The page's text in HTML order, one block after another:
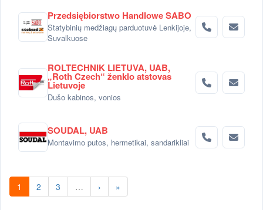
Przedsiębiorstwo Handlowe SABO
Statybinių medžiagų parduotuvė Lenkijoje,
Suvalkuose
ROLTECHNIK LIETUVA, UAB,
„Roth Czech“ ženklo atstovas
Lietuvoje
Dušo kabinos, vonios
SOUDAL, UAB
Montavimo putos, hermetikai, sandarikliai
1 2 3 … › »